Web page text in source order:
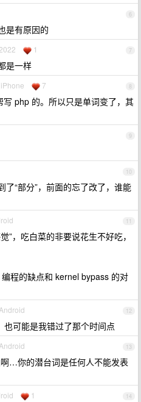
6
是有原因的
7
1
是一样
8
7
php 的。所以只是单词变了，其
9
10
“部分”，前面的忘了改了，谁能
11
”，吃白菜的非要说花生不好吃，
程的缺点和 kernel bypass 的对
12
也可能是我错过了那个时间点
13
…你的潜台词是任何人不能发表
14
1